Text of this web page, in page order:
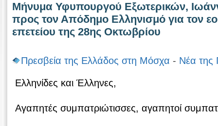
Μήνυμα Υφυπουργού Εξωτερικών,
προς τον Απόδημο Ελληνισμό για τον
επετείου της 28ης Οκτωβρίου
Πρεσβεία της Ελλάδος στη Μόσχα - Νέα της
Ελληνίδες και Έλληνες,
Αγαπητές συμπατριώτισσες, αγαπητοί